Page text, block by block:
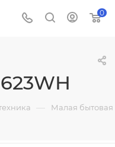
0
— Малая бытовая